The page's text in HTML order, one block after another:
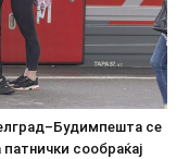
се
сообраќај